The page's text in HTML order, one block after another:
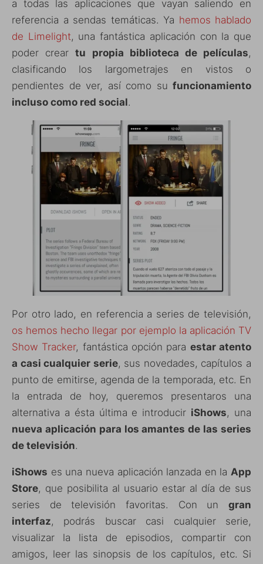
a todas las aplicaciones que vayan saliendo en
referencia a sendas temáticas. Ya hemos hablado
de Limelight, una fantástica aplicación con la que
poder creartu propia biblioteca de películas,
clasificando los largometrajes en vistos o
pendientes de ver, así como su funcionamiento
incluso como red social.
Por otro lado, en referencia a series de televisión,
os hemos hecho llegar por ejemplo la aplicación TV
Show Tracker, fantástica opción para estar atento
a casi cualquier serie, sus novedades, capítulos a
punto de emitirse, agenda de la temporada, etc. En
la entrada de hoy, queremos presentaros una
alternativa a ésta última e introducir iShows, una
nueva aplicación para los amantes de las series
de televisión.
iShows es una nueva aplicación lanzada en la App
Store, que posibilita al usuario estar al día de sus
series de televisión favoritas. Con un gran
interfaz, podrás buscar casi cualquier serie,
visualizar la lista de episodios, compartir con
amigos, leer las sinopsis de los capítulos, etc. Si